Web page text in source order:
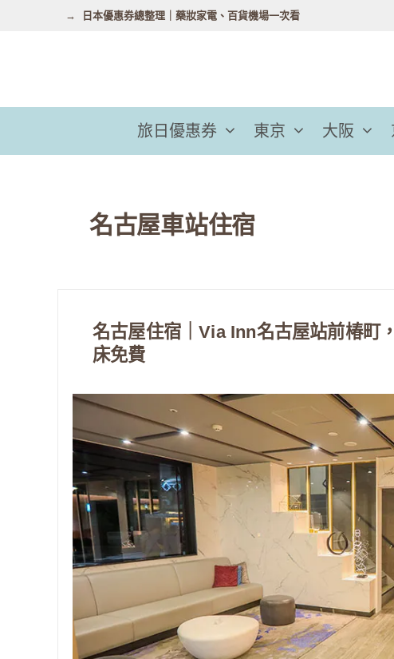
容
日本優惠券總整理｜藥妝家電、百貨機場一次看
旅日優惠券 東京 大阪
名古屋車站住宿
名古屋住宿｜Via Inn名古屋站前椿町
床免費